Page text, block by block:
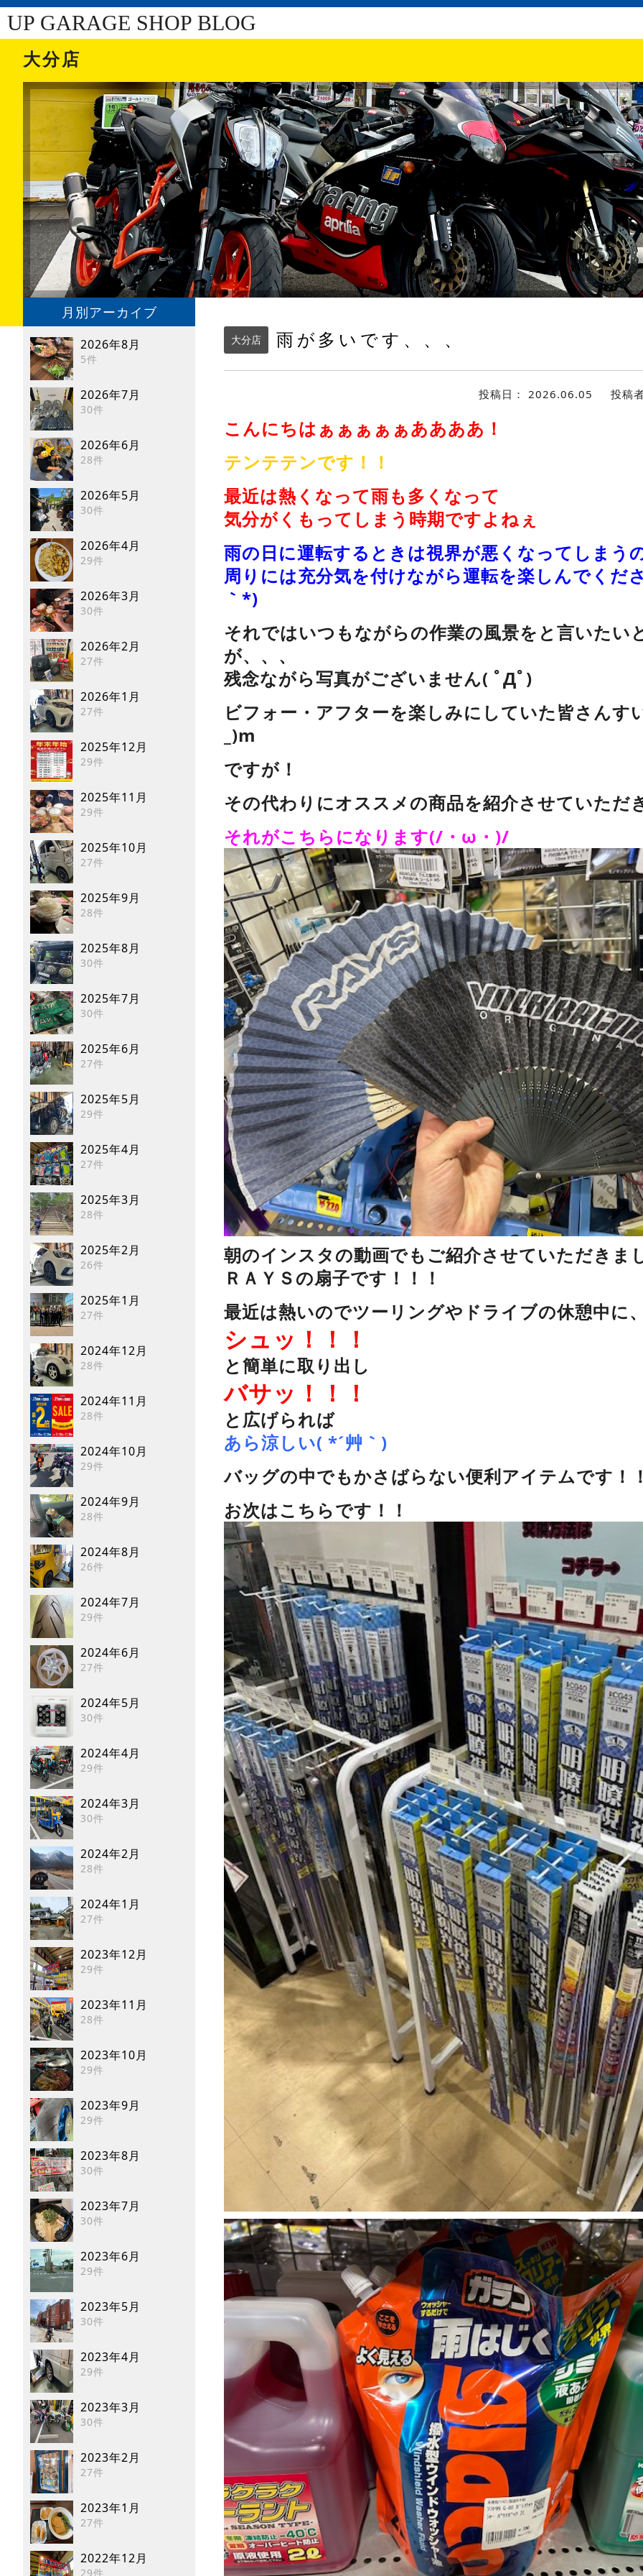
UP GARAGE SHOP BLOG
大分店
月別アーカイブ
2026年8月
5件
2026年7月
30件
2026年6月
28件
2026年5月
30件
2026年4月
29件
2026年3月
30件
2026年2月
27件
2026年1月
27件
2025年12月
29件
2025年11月
29件
2025年10月
27件
2025年9月
28件
2025年8月
30件
2025年7月
30件
2025年6月
27件
2025年5月
29件
2025年4月
27件
2025年3月
28件
2025年2月
26件
2025年1月
27件
2024年12月
28件
2024年11月
28件
2024年10月
29件
2024年9月
28件
2024年8月
26件
2024年7月
29件
2024年6月
27件
2024年5月
30件
2024年4月
29件
2024年3月
30件
2024年2月
28件
2024年1月
27件
2023年12月
29件
2023年11月
28件
2023年10月
29件
2023年9月
29件
2023年8月
30件
2023年7月
30件
2023年6月
29件
2023年5月
30件
2023年4月
29件
2023年3月
30件
2023年2月
27件
2023年1月
27件
2022年12月
29件
大分店 雨が多いです、、、
投稿日： 2026.06.05 投稿
こんにちはぁぁぁぁぁああああ！
テンテテンです！！
最近は熱くなって雨も多くなって
気分がくもってしまう時期ですよねぇ
雨の日に運転するときは視界が悪くなってしまう
周りには充分気を付けながら運転を楽しんでくだ
｀*)
それではいつもながらの作業の風景をと言いたい
が、、、
残念ながら写真がございません( ﾟДﾟ)
ビフォー・アフターを楽しみにしていた皆さんす
_)m
ですが！
その代わりにオススメの商品を紹介させていただ
それがこちらになります(/・ω・)/
朝のインスタの動画でもご紹介させていただきま
ＲＡＹＳの扇子です！！！
最近は熱いのでツーリングやドライブの休憩中に
シュッ！！！
と簡単に取り出し
バサッ！！！
と広げられば
あら涼しい( *´艸｀)
バッグの中でもかさばらない便利アイテムです！
お次はこちらです！！